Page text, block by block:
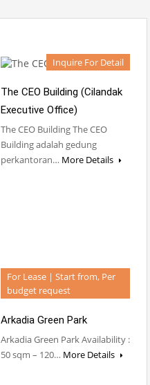
Inquire For Detail
The CEO Building (Cilandak
Executive Office)
The CEO Building The CEO
Building adalah gedung
perkantoran… More Details
For Lease | Start from, Per
budget request
Arkadia Green Park
Arkadia Green Park Availability :
50 sqm – 120… More Details